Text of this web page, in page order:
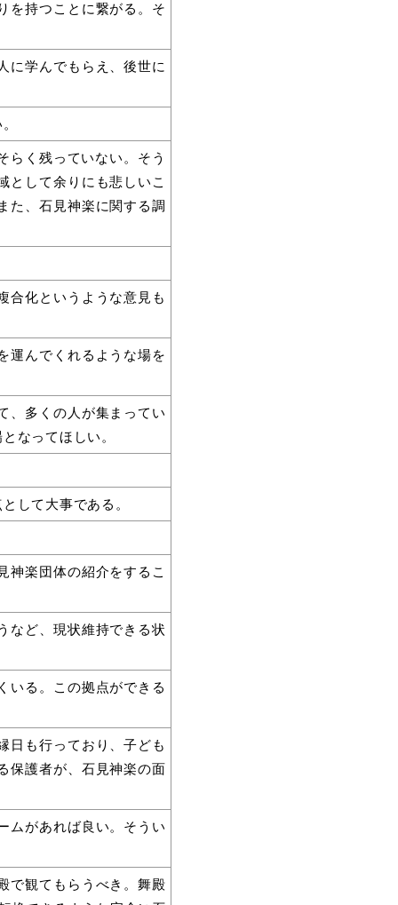
を持つことに繋がる。そ
に学んでもらえ、後世に
く残っていない。そう
として余りにも悲しいこ
た、石見神楽に関する調
合化というような意見も
運んでくれるような場を
、多くの人が集まってい
なってほしい。
して大事である。
楽団体の紹介をするこ
など、現状維持できる状
いる。この拠点ができる
日も行っており、子ども
保護者が、石見神楽の面
ムがあれば良い。そうい
で観てもらうべき。舞殿